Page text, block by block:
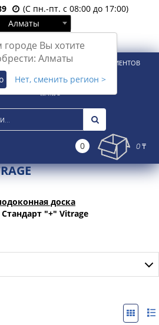
(С пн.-пт. с 08:00 до 17:00)
Алматы
городе Вы хотите
Алматы
Нет, сменить регион >
Регистрация
И КОРПОРАТИВНЫХ КЛИЕНТОВ
0 0 ₸
доска
Стандарт "+" Vitrage